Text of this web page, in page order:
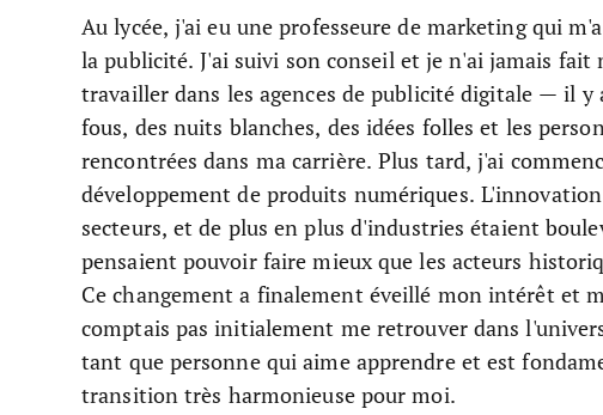
Au lycée, j'ai eu une professeure de marketing qui
la publicité. J'ai suivi son conseil et je n'ai jamais fait
travailler dans les agences de publicité digitale — il y
fous, des nuits blanches, des idées folles et les
rencontrées dans ma carrière. Plus tard, j'ai
développement de produits numériques.
secteurs, et de plus en plus d'industries étaient
pensaient pouvoir faire mieux que les acteurs
Ce changement a finalement éveillé mon intérêt et
comptais pas initialement me retrouver dans
tant que personne qui aime apprendre et est
transition très harmonieuse pour moi.